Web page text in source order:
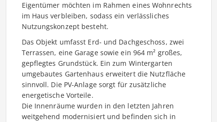
Eigentümer möchten im Rahmen eines Wohnrechts
im Haus verbleiben, sodass ein verlässliches
Nutzungskonzept besteht.
Das Objekt umfasst Erd- und Dachgeschoss, zwei
Terrassen, eine Garage sowie ein 964 m² großes,
gepflegtes Grundstück. Ein zum Wintergarten
umgebautes Gartenhaus erweitert die Nutzfläche
sinnvoll. Die PV-Anlage sorgt für zusätzliche
energetische Vorteile.
Die Innenräume wurden in den letzten Jahren
weitgehend modernisiert und befinden sich in